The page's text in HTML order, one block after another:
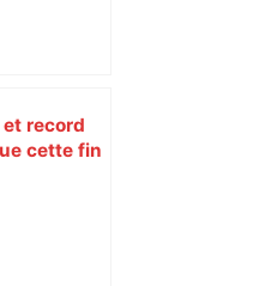
record
cette fin